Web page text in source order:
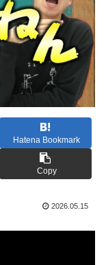
Hatena Bookmark
Copy
2026.05.15